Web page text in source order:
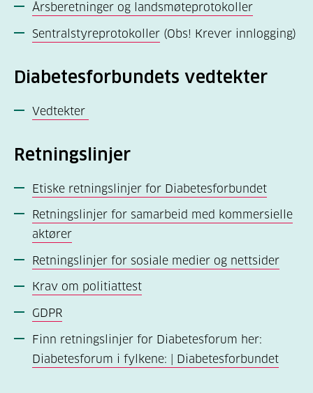
Årsberetninger og landsmøteprotokoller
Sentralstyreprotokoller (Obs! Krever innlogging)
Diabetesforbundets vedtekter
Vedtekter
Retningslinjer
Etiske retningslinjer for Diabetesforbundet
Retningslinjer for samarbeid med kommersielle
aktører
Retningslinjer for sosiale medier og nettsider
Krav om politiattest
GDPR
Finn retningslinjer for Diabetesforum her:
Diabetesforum i fylkene: | Diabetesforbundet